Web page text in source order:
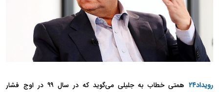
رویداد۲۴
همتی خطاب به جلیلی می‌گوید که در سال ۹۹ در اوج فشار